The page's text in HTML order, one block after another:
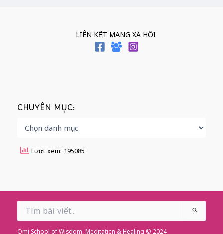
LIÊN KẾT MẠNG XÃ HỘI
CHUYÊN MỤC:
Lượt xem: 195085
Search
for:
Omi School of Wisdom, Meditation & Healing © 2024